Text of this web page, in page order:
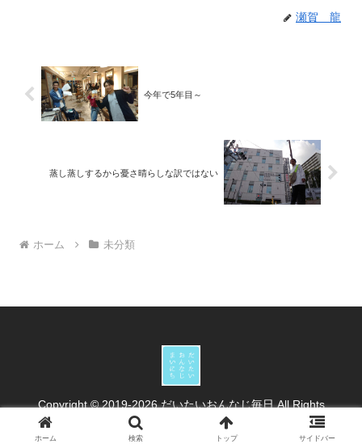
瀬賀 龍
今年で5年目～
蒸し蒸しするから憂さ晴らしな訳ではない
ホーム 未分類
Copyright © 2019-2026 だいたいおんなじ毎日 All Rights
ホーム 検索 トップ サイドバー